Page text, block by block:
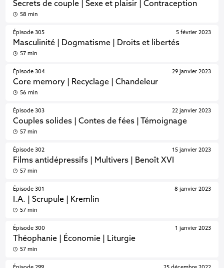
Secrets de couple | Sexe et plaisir | Contraception
58 min
Épisode 305
Masculinité | Dogmatisme | Droits et libertés
5 février 2023
57 min
Épisode 304
Core memory | Recyclage | Chandeleur
29 janvier 2023
56 min
Épisode 303
Couples solides | Contes de fées | Témoignage
22 janvier 2023
57 min
Épisode 302
Films antidépressifs | Multivers | Benoît XVI
15 janvier 2023
57 min
Épisode 301
I.A. | Scrupule | Kremlin
8 janvier 2023
57 min
Épisode 300
Théophanie | Économie | Liturgie
1 janvier 2023
57 min